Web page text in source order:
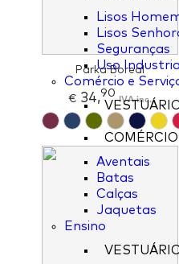
Lisos
Lisos
Seguranças
Uso Industrial
Comércio e
Aventais
Batas
Calças
Jaquetas
Ensino
Parka Boreal
€ 34,90 IVA inc.